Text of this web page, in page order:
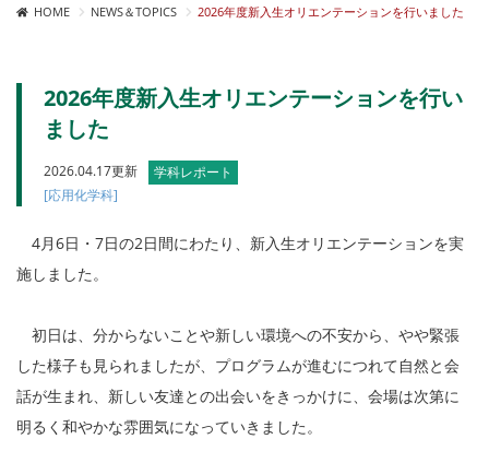
HOME NEWS＆TOPICS 2026年度新入生オリエンテーションを行いました
2026年度新入生オリエンテーションを行い
ました
2026.04.17更新
学科レポート
[応用化学科]
4月6日・7日の2日間にわたり、新入生オリエンテーションを実
施しました。
初日は、分からないことや新しい環境への不安から、やや緊張
した様子も見られましたが、プログラムが進むにつれて自然と会
話が生まれ、新しい友達との出会いをきっかけに、会場は次第に
明るく和やかな雰囲気になっていきました。